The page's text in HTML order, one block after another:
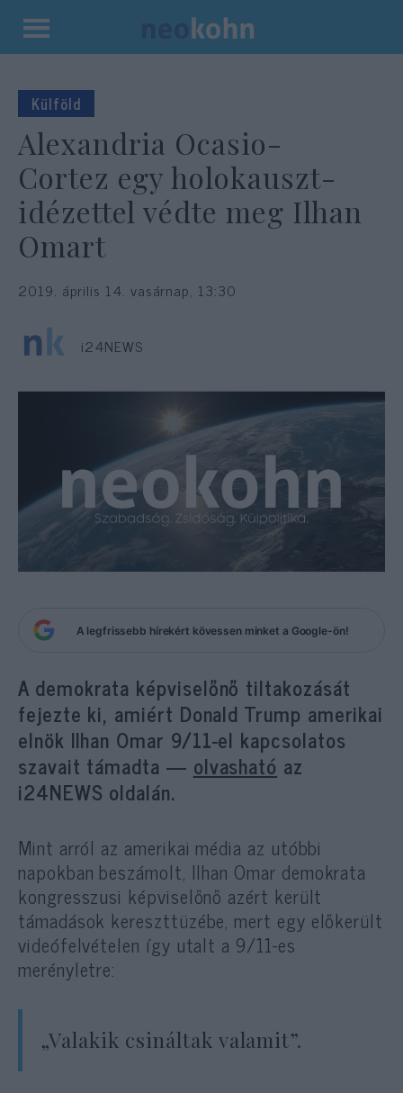
Kilépés
tartalomba
Külföld
Alexandria Ocasio-
Cortez egy holokauszt-
idézettel védte meg Ilhan
Omart
2019. április 14. vasárnap, 13:30
i24NEWS
A legfrissebb hírekért kövessen minket a Google-ön!
A demokrata képviselőnő tiltakozását
fejezte ki, amiért Donald Trump amerikai
elnök Ilhan Omar 9/11-el kapcsolatos
szavait támadta — olvasható az
i24NEWS oldalán.
Mint arról az amerikai média az utóbbi
napokban beszámolt, Ilhan Omar demokrata
kongresszusi képviselőnő azért került
támadások kereszttüzébe, mert egy előkerült
videófelvételen így utalt a 9/11-es
merényletre:
„Valakik csináltak valamit”.